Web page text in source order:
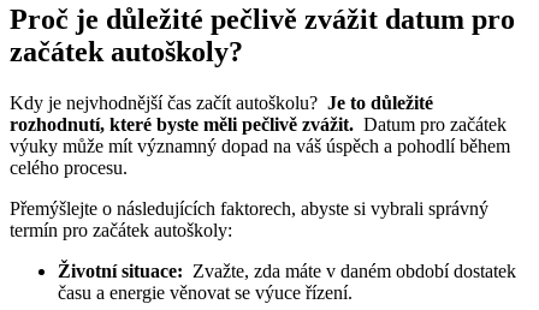
Proč ‍je⁣ důležité⁣ pečlivě zvážit datum pro
začátek autoškoly?
Kdy je nejvhodnější čas začít autoškolu? ⁢ Je to důležité
rozhodnutí, které byste⁣ měli pečlivě zvážit. ⁣ Datum ​pro začátek
výuky může mít​ významný ​dopad na váš⁣ úspěch a pohodlí ⁣během
celého procesu.
Přemýšlejte ‌o ⁤následujících faktorech, ⁢abyste ⁢si vybrali správný
termín pro začátek autoškoly:
Životní situace: ⁤ Zvažte, zda‍ máte v daném ⁢období dostatek
času ⁤a energie ⁣věnovat se⁢ výuce řízení.